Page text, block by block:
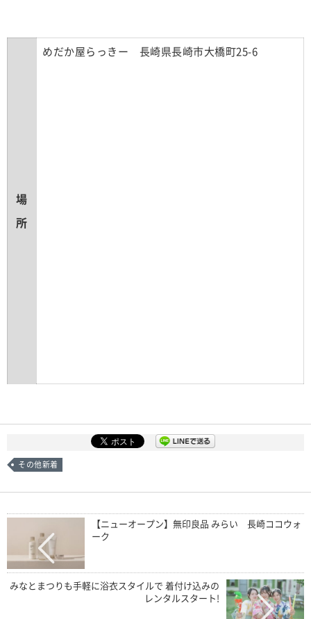
場
所
めだか屋らっきー 長崎県長崎市大橋町25-6
その他新着
【ニューオープン】無印良品 みらい 長崎ココウォ
ーク
みなとまつりも手軽に浴衣スタイルで 着付け込みの
レンタルスタート!